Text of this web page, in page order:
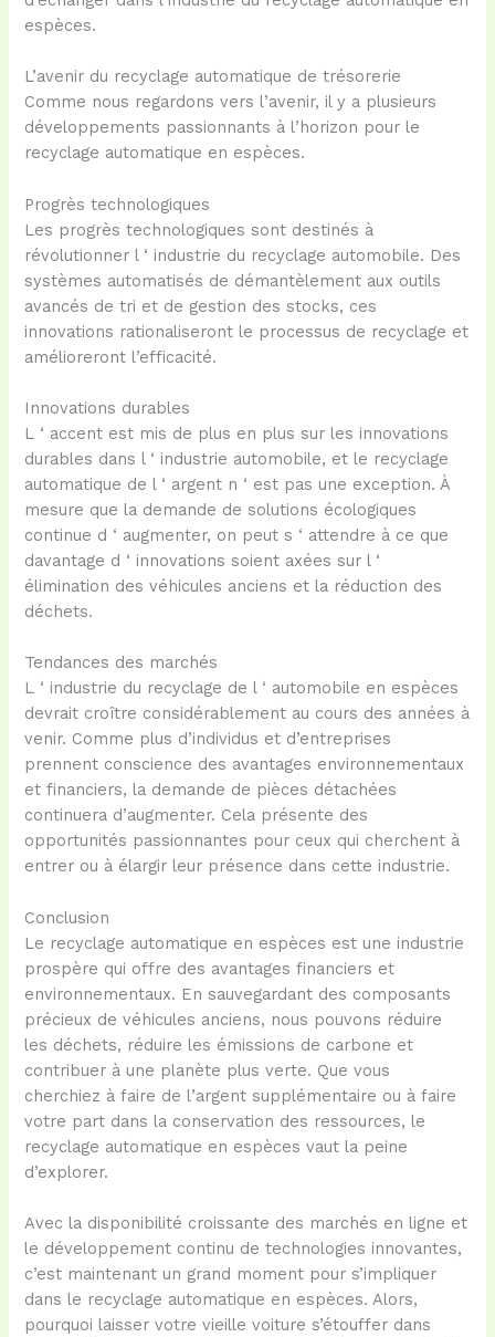
espèces.
L’avenir du recyclage automatique de trésorerie
Comme nous regardons vers l’avenir, il y a plusieurs
développements passionnants à l’horizon pour le
recyclage automatique en espèces.
Progrès technologiques
Les progrès technologiques sont destinés à
révolutionner l ‘ industrie du recyclage automobile. Des
systèmes automatisés de démantèlement aux outils
avancés de tri et de gestion des stocks, ces
innovations rationaliseront le processus de recyclage et
amélioreront l’efficacité.
Innovations durables
L ‘ accent est mis de plus en plus sur les innovations
durables dans l ‘ industrie automobile, et le recyclage
automatique de l ‘ argent n ‘ est pas une exception. À
mesure que la demande de solutions écologiques
continue d ‘ augmenter, on peut s ‘ attendre à ce que
davantage d ‘ innovations soient axées sur l ‘
élimination des véhicules anciens et la réduction des
déchets.
Tendances des marchés
L ‘ industrie du recyclage de l ‘ automobile en espèces
devrait croître considérablement au cours des années à
venir. Comme plus d’individus et d’entreprises
prennent conscience des avantages environnementaux
et financiers, la demande de pièces détachées
continuera d’augmenter. Cela présente des
opportunités passionnantes pour ceux qui cherchent à
entrer ou à élargir leur présence dans cette industrie.
Conclusion
Le recyclage automatique en espèces est une industrie
prospère qui offre des avantages financiers et
environnementaux. En sauvegardant des composants
précieux de véhicules anciens, nous pouvons réduire
les déchets, réduire les émissions de carbone et
contribuer à une planète plus verte. Que vous
cherchiez à faire de l’argent supplémentaire ou à faire
votre part dans la conservation des ressources, le
recyclage automatique en espèces vaut la peine
d’explorer.
Avec la disponibilité croissante des marchés en ligne et
le développement continu de technologies innovantes,
c’est maintenant un grand moment pour s’impliquer
dans le recyclage automatique en espèces. Alors,
pourquoi laisser votre vieille voiture s’étouffer dans